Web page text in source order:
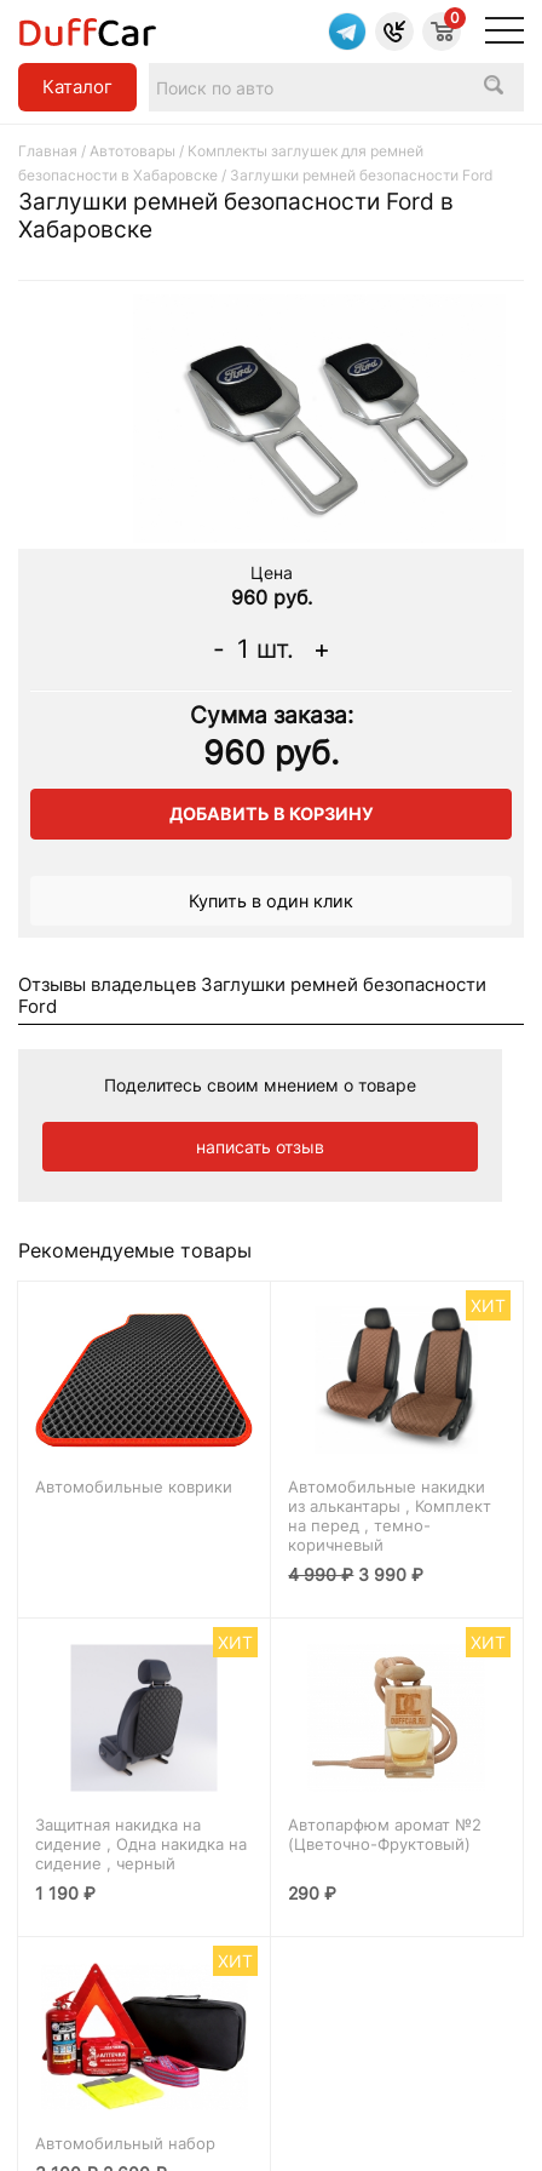
Каталог
0
Главная / Автотовары / Комплекты заглушек для ремней
безопасности в Хабаровске / Заглушки ремней безопасности Ford
Заглушки ремней безопасности Ford в
Хабаровске
Цена
960 руб.
- 1 шт. +
Сумма заказа:
960 руб.
ДОБАВИТЬ В КОРЗИНУ
Купить в один клик
Отзывы владельцев Заглушки ремней безопасности
Ford
Поделитесь своим мнением о товаре
написать отзыв
Рекомендуемые товары
Автомобильные коврики
ХИТ
Автомобильные накидки
из алькантары , Комплект
на перед , темно-
коричневый
4 990₽ 3 990₽
ХИТ
Защитная накидка на
сидение , Одна накидка на
сидение , черный
1 190₽
ХИТ
Автопарфюм аромат №2
(Цветочно-Фруктовый)
290₽
ХИТ
Автомобильный набор